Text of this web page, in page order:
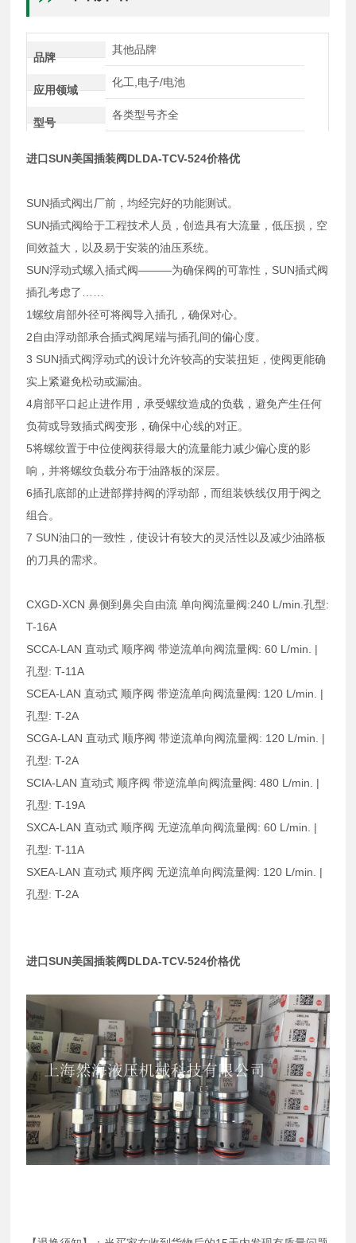
品牌
其他品牌
应用领域
化工,电子/电池
型号
各类型号齐全
进口SUN美国插装阀DLDA-TCV-524价格优
SUN插式阀出厂前，均经完好的功能测试。
SUN插式阀给于工程技术人员，创造具有大流量，低压损，空
间效益大，以及易于安装的油压系统。
SUN浮动式螺入插式阀———为确保阀的可靠性，SUN插式阀
插孔考虑了……
1螺纹肩部外径可将阀导入插孔，确保对心。
2自由浮动部承合插式阀尾端与插孔间的偏心度。
3 SUN插式阀浮动式的设计允许较高的安装扭矩，使阀更能确
实上紧避免松动或漏油。
4肩部平口起止进作用，承受螺纹造成的负载，避免产生任何
负荷或导致插式阀变形，确保中心线的对正。
5将螺纹置于中位使阀获得最大的流量能力减少偏心度的影
响，并将螺纹负载分布于油路板的深层。
6插孔底部的止进部撑持阀的浮动部，而组装铁线仅用于阀之
组合。
7 SUN油口的一致性，使设计有较大的灵活性以及减少油路板
的刀具的需求。
CXGD-XCN 鼻侧到鼻尖自由流 单向阀流量阀:240 L/min.孔型:
T-16A
SCCA-LAN 直动式 顺序阀 带逆流单向阀流量阀: 60 L/min. |
孔型: T-11A
SCEA-LAN 直动式 顺序阀 带逆流单向阀流量阀: 120 L/min. |
孔型: T-2A
SCGA-LAN 直动式 顺序阀 带逆流单向阀流量阀: 120 L/min. |
孔型: T-2A
SCIA-LAN 直动式 顺序阀 带逆流单向阀流量阀: 480 L/min. |
孔型: T-19A
SXCA-LAN 直动式 顺序阀 无逆流单向阀流量阀: 60 L/min. |
孔型: T-11A
SXEA-LAN 直动式 顺序阀 无逆流单向阀流量阀: 120 L/min. |
孔型: T-2A
进口SUN美国插装阀DLDA-TCV-524价格优